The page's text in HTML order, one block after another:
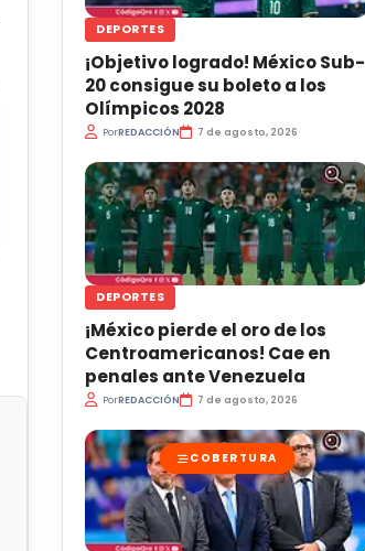
DEPORTES
¡Objetivo logrado! México Sub-
20 consigue su boleto a los
Olímpicos 2028
PorREDACCIÓN 7 de agosto, 2026
DEPORTES
¡México pierde el oro de los
Centroamericanos! Cae en
penales ante Venezuela
PorREDACCIÓN 7 de agosto, 2026
COBERTURA